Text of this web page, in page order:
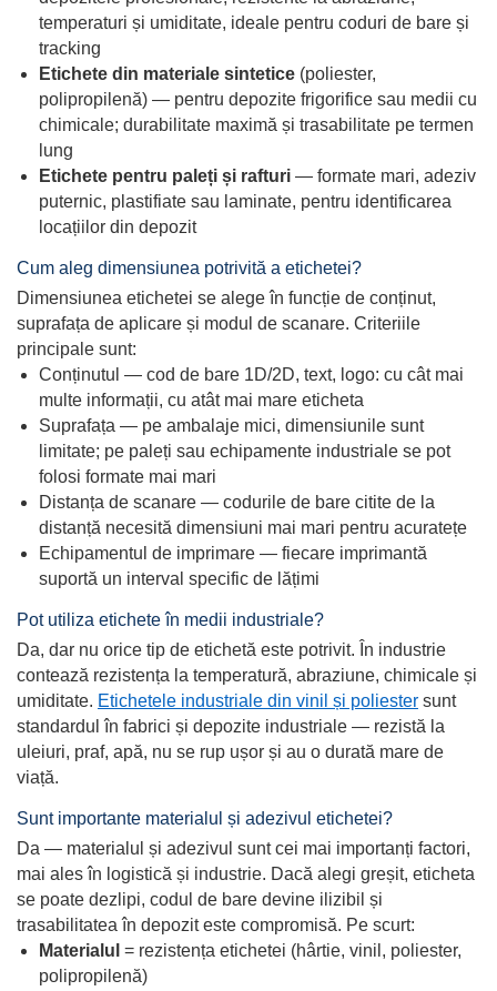
temperaturi și umiditate, ideale pentru coduri de bare și
tracking
Etichete din materiale sintetice (poliester,
polipropilenă) — pentru depozite frigorifice sau medii cu
chimicale; durabilitate maximă și trasabilitate pe termen
lung
Etichete pentru paleți și rafturi — formate mari, adeziv
puternic, plastifiate sau laminate, pentru identificarea
locațiilor din depozit
Cum aleg dimensiunea potrivită a etichetei?
Dimensiunea etichetei se alege în funcție de conținut,
suprafața de aplicare și modul de scanare. Criteriile
principale sunt:
Conținutul — cod de bare 1D/2D, text, logo: cu cât mai
multe informații, cu atât mai mare eticheta
Suprafața — pe ambalaje mici, dimensiunile sunt
limitate; pe paleți sau echipamente industriale se pot
folosi formate mai mari
Distanța de scanare — codurile de bare citite de la
distanță necesită dimensiuni mai mari pentru acuratețe
Echipamentul de imprimare — fiecare imprimantă
suportă un interval specific de lățimi
Pot utiliza etichete în medii industriale?
Da, dar nu orice tip de etichetă este potrivit. În industrie
contează rezistența la temperatură, abraziune, chimicale și
umiditate. Etichetele industriale din vinil și poliester sunt
standardul în fabrici și depozite industriale — rezistă la
uleiuri, praf, apă, nu se rup ușor și au o durată mare de
viață.
Sunt importante materialul și adezivul etichetei?
Da — materialul și adezivul sunt cei mai importanți factori,
mai ales în logistică și industrie. Dacă alegi greșit, eticheta
se poate dezlipi, codul de bare devine ilizibil și
trasabilitatea în depozit este compromisă. Pe scurt:
Materialul = rezistența etichetei (hârtie, vinil, poliester,
polipropilenă)